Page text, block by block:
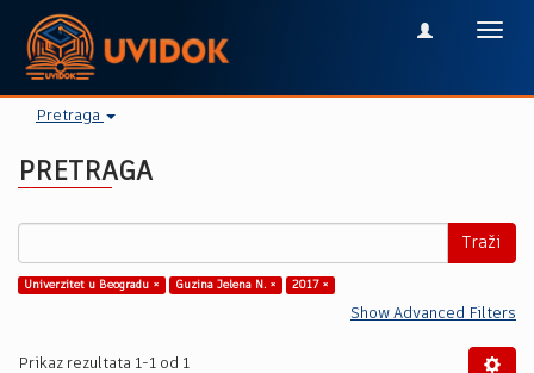
Pretraga
PRETRAGA
Traži
Univerzitet u Beogradu × Guzina Jelena N. × 2017 ×
Show Advanced Filters
Prikaz rezultata 1-1 od 1